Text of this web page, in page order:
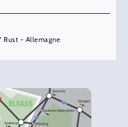
Rust - Allemagne